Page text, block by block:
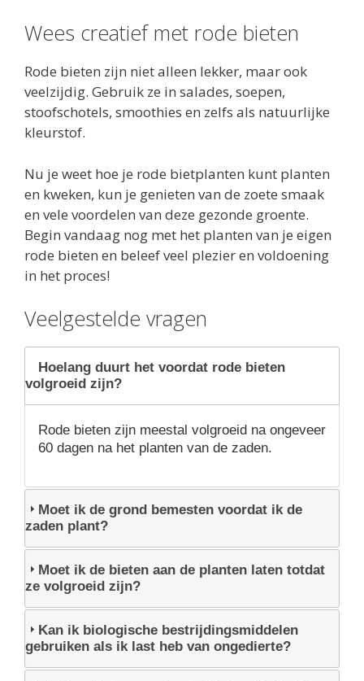
Wees creatief met rode bieten
Rode bieten zijn niet alleen lekker, maar ook
veelzijdig. Gebruik ze in salades, soepen,
stoofschotels, smoothies en zelfs als natuurlijke
kleurstof.
Nu je weet hoe je rode bietplanten kunt planten
en kweken, kun je genieten van de zoete smaak
en vele voordelen van deze gezonde groente.
Begin vandaag nog met het planten van je eigen
rode bieten en beleef veel plezier en voldoening
in het proces!
Veelgestelde vragen
Hoelang duurt het voordat rode bieten
volgroeid zijn?
Rode bieten zijn meestal volgroeid na ongeveer
60 dagen na het planten van de zaden.
Moet ik de grond bemesten voordat ik de
zaden plant?
Moet ik de bieten aan de planten laten totdat
ze volgroeid zijn?
Kan ik biologische bestrijdingsmiddelen
gebruiken als ik last heb van ongedierte?